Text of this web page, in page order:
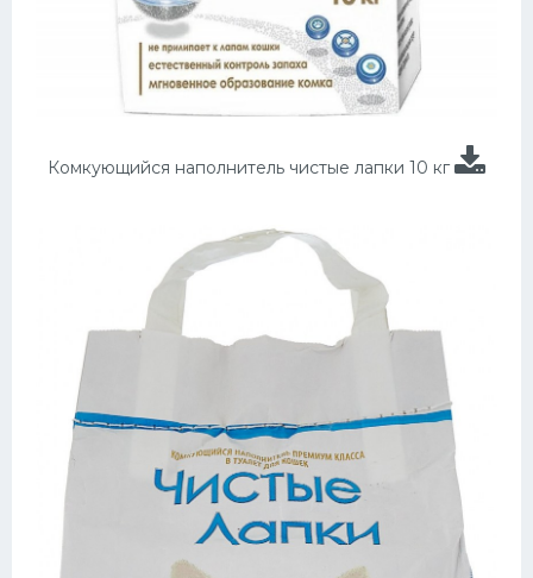
Комкующийся наполнитель чистые лапки 10 кг